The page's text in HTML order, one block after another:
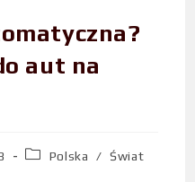
aut na
Polska / Świat